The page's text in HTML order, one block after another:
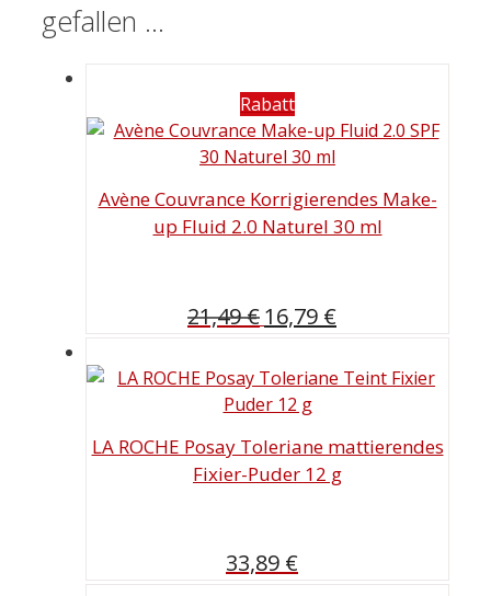
gefallen …
Rabatt
Avène Couvrance Korrigierendes Make-
up Fluid 2.0 Naturel 30 ml
21,49€ Ursprünglicher
21,49 €
16,79 €
16,79 €.
LA ROCHE Posay Toleriane mattierendes
Fixier-Puder 12 g
33,89 €